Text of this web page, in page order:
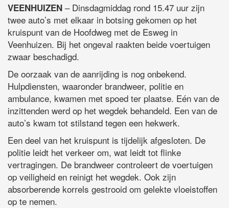
VEENHUIZEN – Dinsdagmiddag rond 15.47 uur zijn
twee auto’s met elkaar in botsing gekomen op het
kruispunt van de Hoofdweg met de Esweg in
Veenhuizen. Bij het ongeval raakten beide voertuigen
zwaar beschadigd.
De oorzaak van de aanrijding is nog onbekend.
Hulpdiensten, waaronder brandweer, politie en
ambulance, kwamen met spoed ter plaatse. Eén van de
inzittenden werd op het wegdek behandeld. Een van de
auto’s kwam tot stilstand tegen een hekwerk.
Een deel van het kruispunt is tijdelijk afgesloten. De
politie leidt het verkeer om, wat leidt tot flinke
vertragingen. De brandweer controleert de voertuigen
op veiligheid en reinigt het wegdek. Ook zijn
absorberende korrels gestrooid om gelekte vloeistoffen
op te nemen.